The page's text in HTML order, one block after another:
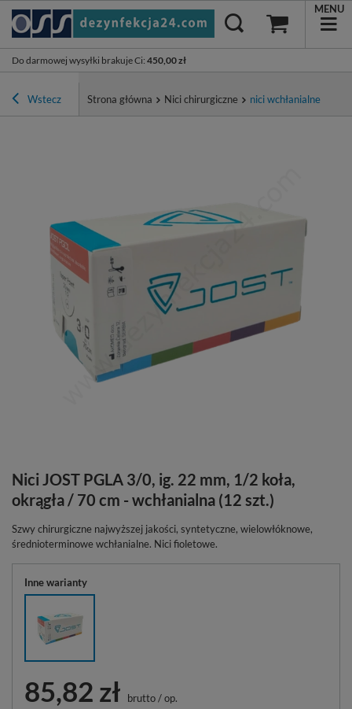
Do darmowej wysyłki brakuje Ci: 450,00 zł
MENU
Wstecz Strona główna Nici chirurgiczne nici wchłanialne
Nici JOST PGLA 3/0, ig. 22 mm, 1/2 koła,
okrągła / 70 cm - wchłanialna (12 szt.)
Szwy chirurgiczne najwyższej jakości, syntetyczne, wielowłóknowe,
średnioterminowe wchłanialne. Nici fioletowe.
Inne warianty
85,82 zł brutto/op.